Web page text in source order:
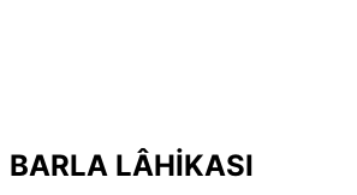
BARLA LÂHİKASI